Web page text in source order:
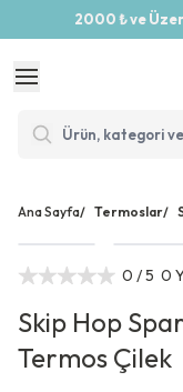
2000 ₺ ve
Ana Sayfa/ Termoslar/
0 / 5 0
Skip Hop
Termos Çilek